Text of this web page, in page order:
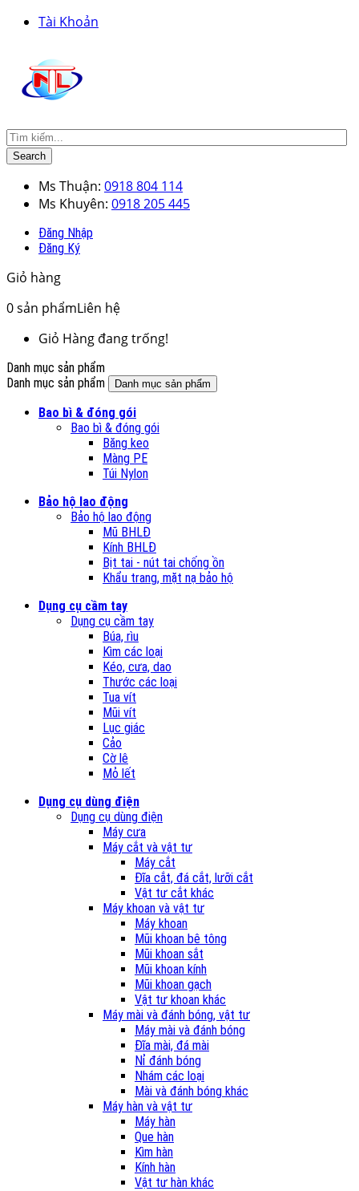
Tài Khoản
Search
Ms Thuận: 0918 804 114
Ms Khuyên: 0918 205 445
Đăng Nhập
Đăng Ký
Giỏ hàng
0sản phẩmLiên hệ
Giỏ Hàng đang trống!
Danh mục sản phẩm
Danh mục sản phẩm
Danh mục sản phẩm
Bao bì & đóng gói
Bao bì & đóng gói
Băng keo
Màng PE
Túi Nylon
Bảo hộ lao động
Bảo hộ lao động
Mũ BHLĐ
Kính BHLĐ
Bịt tai - nút tai chống ồn
Khẩu trang, mặt nạ bảo hộ
Dụng cụ cầm tay
Dụng cụ cầm tay
Búa, rìu
Kìm các loại
Kéo, cưa, dao
Thước các loại
Tua vít
Mũi vít
Lục giác
Cảo
Cờ lê
Mỏ lết
Dụng cụ dùng điện
Dụng cụ dùng điện
Máy cưa
Máy cắt và vật tư
Máy cắt
Đĩa cắt, đá cắt, lưỡi cắt
Vật tư cắt khác
Máy khoan và vật tư
Máy khoan
Mũi khoan bê tông
Mũi khoan sắt
Mũi khoan kính
Mũi khoan gạch
Vật tư khoan khác
Máy mài và đánh bóng, vật tư
Máy mài và đánh bóng
Đĩa mài, đá mài
Nỉ đánh bóng
Nhám các loại
Mài và đánh bóng khác
Máy hàn và vật tư
Máy hàn
Que hàn
Kìm hàn
Kính hàn
Vật tư hàn khác